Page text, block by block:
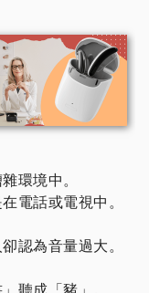
環境中。
電話或電視中。
認為音量過大。